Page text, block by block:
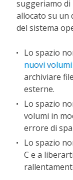
suggeriamo di
allocato su un
del sistema
Lo spazio
nuovi
archiviare
esterne.
Lo spazio
volumi in
errore di
Lo spazio
C e a